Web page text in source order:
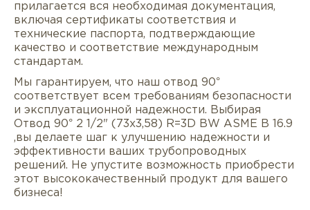
прилагается вся необходимая документация,
включая сертификаты соответствия и
технические паспорта, подтверждающие
качество и соответствие международным
стандартам.
Мы гарантируем, что наш отвод 90°
соответствует всем требованиям безопасности
и эксплуатационной надежности. Выбирая
Отвод 90° 2 1/2" (73х3,58) R=3D BW ASME B 16.9
,вы делаете шаг к улучшению надежности и
эффективности ваших трубопроводных
решений. Не упустите возможность приобрести
этот высококачественный продукт для вашего
бизнеса!